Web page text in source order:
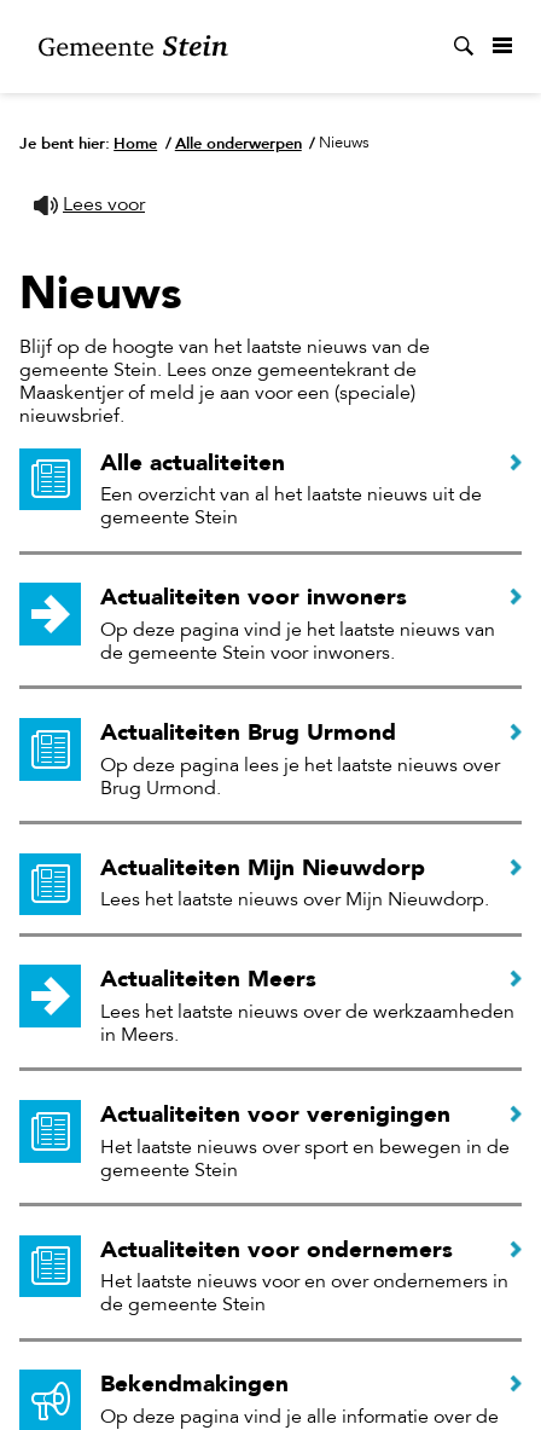
Je bent hier: Home / Alle onderwerpen / Nieuws
Lees voor
Nieuws
Blijf op de hoogte van het laatste nieuws van de
gemeente Stein. Lees onze gemeentekrant de
Maaskentjer of meld je aan voor een (speciale)
nieuwsbrief.
Alle actualiteiten
Een overzicht van al het laatste nieuws uit de
gemeente Stein
Actualiteiten voor inwoners
Op deze pagina vind je het laatste nieuws van
de gemeente Stein voor inwoners.
Actualiteiten Brug Urmond
Op deze pagina lees je het laatste nieuws over
Brug Urmond.
Actualiteiten Mijn Nieuwdorp
Lees het laatste nieuws over Mijn Nieuwdorp.
Actualiteiten Meers
Lees het laatste nieuws over de werkzaamheden
in Meers.
Actualiteiten voor verenigingen
Het laatste nieuws over sport en bewegen in de
gemeente Stein
Actualiteiten voor ondernemers
Het laatste nieuws voor en over ondernemers in
de gemeente Stein
Bekendmakingen
Op deze pagina vind je alle informatie over de